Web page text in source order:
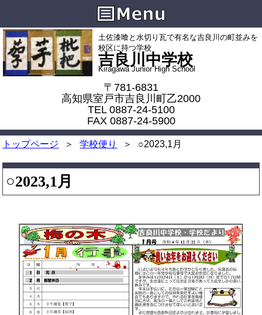
土佐漆喰と水切り瓦で有名な吉良川の町並みを
校区に持つ学校
吉良川中学校
Kiragawa Junior High School
〒781-6831
高知県室戸市吉良川町乙2000
TEL 0887-24-5100
FAX 0887-24-5900
トップページ 学校便り ○2023,1月
○2023,1月